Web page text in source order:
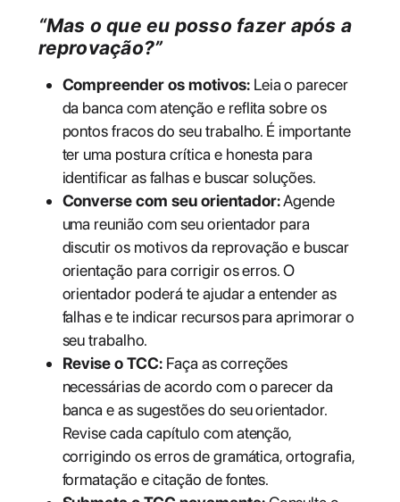
“Mas o que eu posso fazer após a
reprovação?”
Compreender os motivos:Leia o parecer
da banca com atenção e reflita sobre os
pontos fracos do seu trabalho. É importante
ter uma postura crítica e honesta para
identificar as falhas e buscar soluções.
Converse com seu orientador:Agende
uma reunião com seu orientador para
discutir os motivos da reprovação e buscar
orientação para corrigir os erros. O
orientador poderá te ajudar a entender as
falhas e te indicar recursos para aprimorar o
seu trabalho.
Revise o TCC: Faça as correções
necessárias de acordo com o parecer da
banca e as sugestões do seu orientador.
Revise cada capítulo com atenção,
corrigindo os erros de gramática, ortografia,
formatação e citação de fontes.